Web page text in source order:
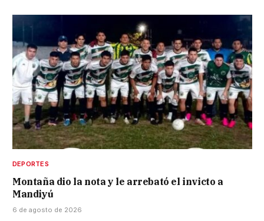
DEPORTES
Montaña dio la nota y le arrebató el invicto a
Mandiyú
6 de agosto de 2026